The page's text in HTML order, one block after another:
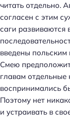
читать отдельно.
согласен с этим
саги развиваются
введены польским
Смею
главам отдельные
воспринимались
Поэтому нет
и устраивать в